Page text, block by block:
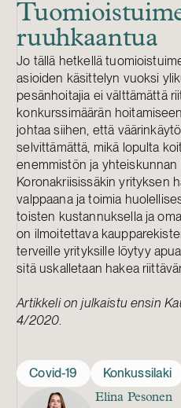
ruuhkaantua
Jo tällä hetkellä
asioiden käsittelyn vuoksi
pesänhoitajia ei välttämättä
konkurssimäärän
johtaa siihen, että
selvittämättä, mikä lopulta
enemmistön ja
Koronakriisissäkin yrityksen
valppaana ja toimia
toisten kustannuksella ja
on ilmoitettava
terveille yrityksille löytyy
sitä uskalletaan hakea
Artikkeli on julkaistu ensin
4/2020.
Covid-19 Konkussilaki
Elina Pesonen